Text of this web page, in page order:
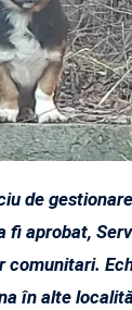
de
fi aprobat,
în alte